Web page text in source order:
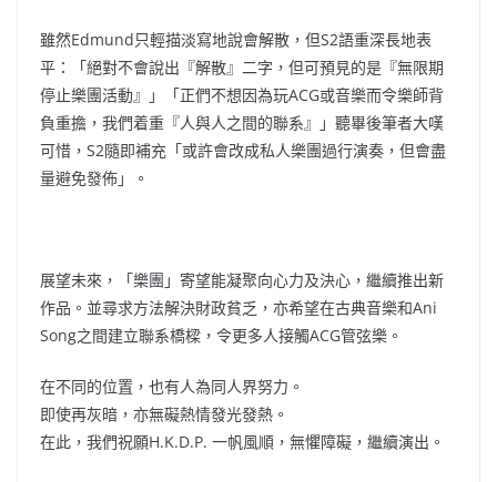
雖然Edmund只輕描淡寫地說會解散，但S2語重深長地表
平：「絕對不會說出『解散』二字，但可預見的是『無限期
停止樂團活動』」「正們不想因為玩ACG或音樂而令樂師背
負重擔，我們着重『人與人之間的聯系』」聽畢後筆者大嘆
可惜，S2隨即補充「或許會改成私人樂團過行演奏，但會盡
量避免發佈」。
展望未來，「樂團」寄望能凝聚向心力及決心，繼續推出新
作品。並尋求方法解決財政貧乏，亦希望在古典音樂和Ani
Song之間建立聯系橋樑，令更多人接觸ACG管弦樂。
在不同的位置，也有人為同人界努力。
即使再灰暗，亦無礙熱情發光發熱。
在此，我們祝願H.K.D.P. 一帆風順，無懼障礙，繼續演出。